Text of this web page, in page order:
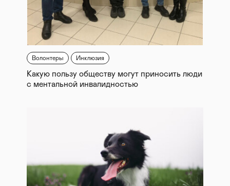
Волонтеры Инклюзия
Какую пользу обществу могут приносить люди
с ментальной инвалидностью